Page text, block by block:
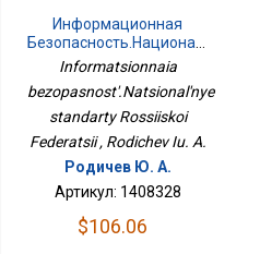
Информационная
Безопасность.Национальные
Стандарты Российской
Федерации
Informatsionnaia
bezopasnost'.Natsional'nye
standarty Rossiiskoi
Federatsii , Rodichev Iu. A.
Родичев Ю. А.
Артикул: 1408328
$106.06